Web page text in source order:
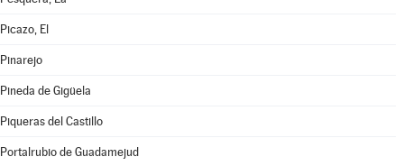
Picazo, El
Pinarejo
Pineda de Gigüela
Piqueras del Castillo
Portalrubio de Guadamejud